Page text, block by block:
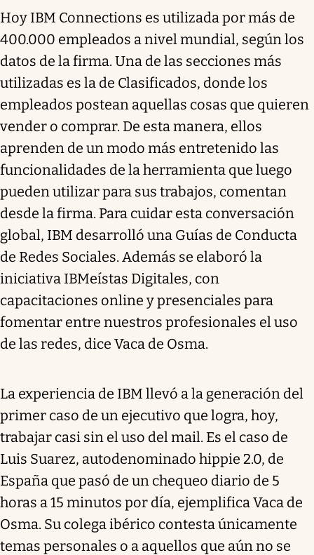
Hoy IBM Connections es utilizada por más de
400.000 empleados a nivel mundial, según los
datos de la firma. Una de las secciones más
utilizadas es la de Clasificados, donde los
empleados postean aquellas cosas que quieren
vender o comprar. De esta manera, ellos
aprenden de un modo más entretenido las
funcionalidades de la herramienta que luego
pueden utilizar para sus trabajos, comentan
desde la firma. Para cuidar esta conversación
global, IBM desarrolló una Guías de Conducta
de Redes Sociales. Además se elaboró la
iniciativa IBMeístas Digitales, con
capacitaciones online y presenciales para
fomentar entre nuestros profesionales el uso
de las redes, dice Vaca de Osma.
La experiencia de IBM llevó a la generación del
primer caso de un ejecutivo que logra, hoy,
trabajar casi sin el uso del mail. Es el caso de
Luis Suarez, autodenominado hippie 2.0, de
España que pasó de un chequeo diario de 5
horas a 15 minutos por día, ejemplifica Vaca de
Osma. Su colega ibérico contesta únicamente
temas personales o a aquellos que aún no se